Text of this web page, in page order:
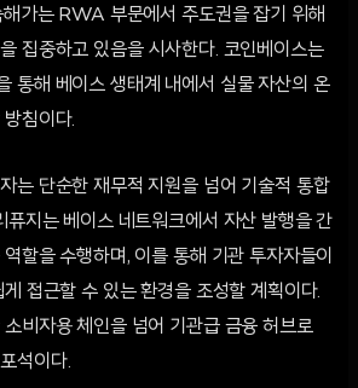
해가는 RWA 부문에서 주도권을 잡기 위해
집중하고 있음을 시사한다. 코인베이스는
통해 베이스 생태계 내에서 실물 자산의 온
침이다.
는 단순한 재무적 지원을 넘어 기술적 통합
퓨지는 베이스 네트워크에서 자산 발행을 간
할을 수행하며, 이를 통해 기관 투자자들이
접근할 수 있는 환경을 조성할 계획이다.
비자용 체인을 넘어 기관급 금융 허브로
석이다.